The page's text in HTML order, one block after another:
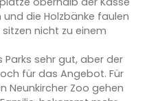
die Holzbänke faulen
nicht zu einem
sehr gut, aber der
für das Angebot. Für
Neunkircher Zoo gehen